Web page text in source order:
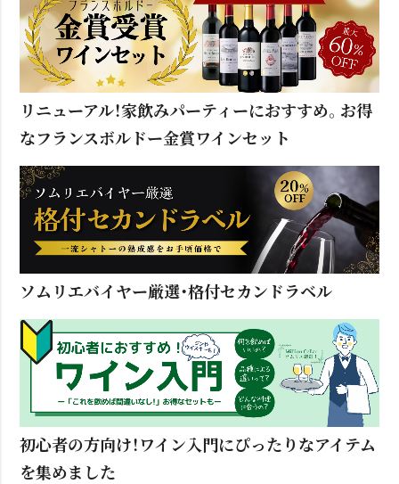
リニューアル！家飲みパーティーにおすすめ。お得
なフランスボルドー金賞ワインセット
ソムリエバイヤー厳選・格付セカンドラベル
初心者の方向け！ワイン入門にぴったりなアイテム
を集めました